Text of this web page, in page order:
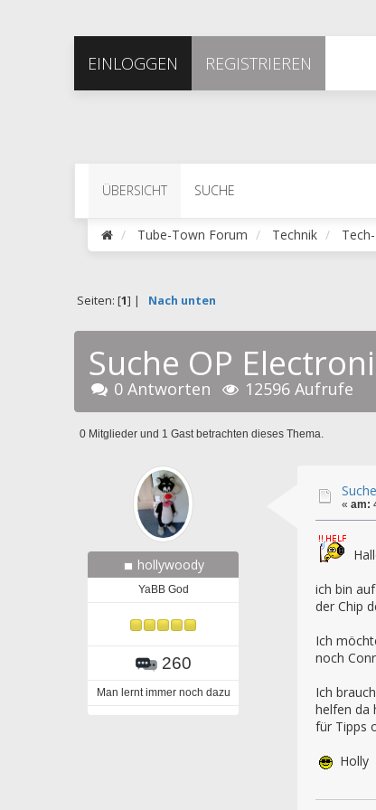
EINLOGGEN REGISTRIEREN
ÜBERSICHT SUCHE
Tube-Town Forum Technik
Seiten: [1] | Nach unten
Suche OP
0 Antworten 12596 Aufrufe
0 Mitglieder und 1 Gast betrachten dieses Thema.
hollywoody
YaBB God
260
Man lernt immer noch dazu
« am:
ich bin
der Chip
Ich
noch
Ich
helfen da
für Tipps
Holly